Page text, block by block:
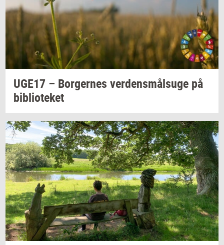
UGE17 – Bor­ger­nes ver­dens­målsu­ge på
bi­bli­o­te­ket